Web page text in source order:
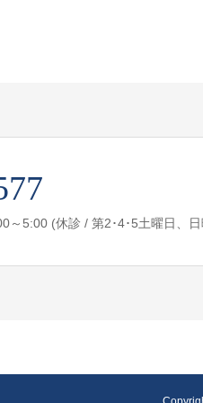
～5:00 (休診 / 第2･4･5土曜日、